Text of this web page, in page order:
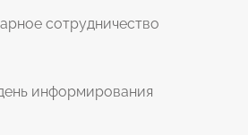
сотрудничество
информирования